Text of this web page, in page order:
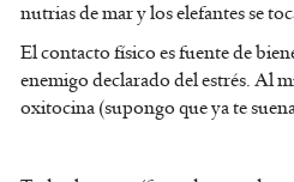
nutrias de mar y los elefantes se
El contacto físico es fuente de
enemigo declarado del estrés. Al
oxitocina (supongo que ya te